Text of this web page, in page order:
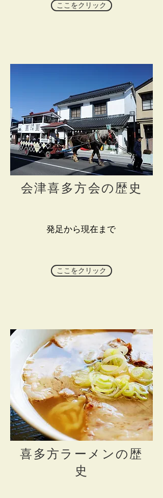
ここをクリック
会津喜多方会の歴史
発足から現在まで
ここをクリック
喜多方ラーメン ​の歴
史